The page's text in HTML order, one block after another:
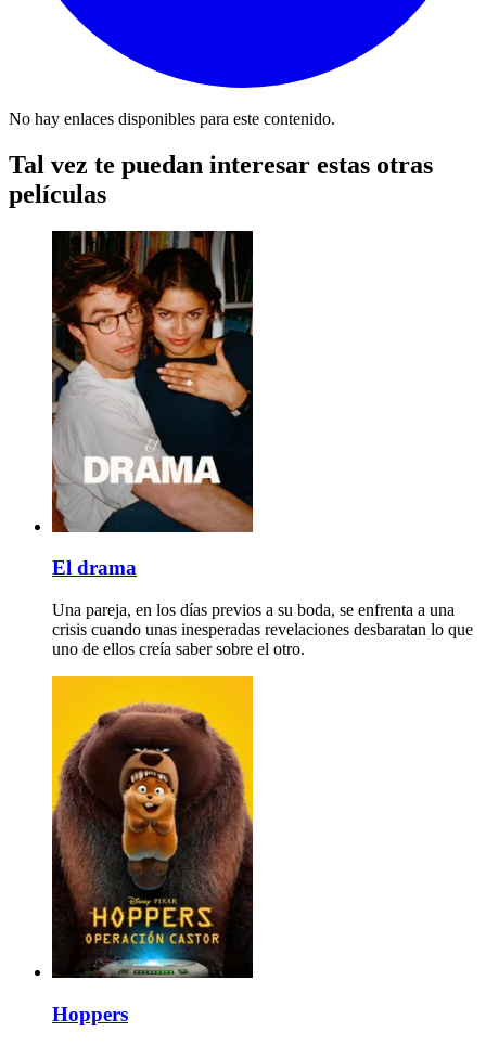
No hay enlaces disponibles para este contenido.
Tal vez te puedan interesar estas otras
películas
El drama
Una pareja, en los días previos a su boda, se enfrenta a una
crisis cuando unas inesperadas revelaciones desbaratan lo que
uno de ellos creía saber sobre el otro.
Hoppers